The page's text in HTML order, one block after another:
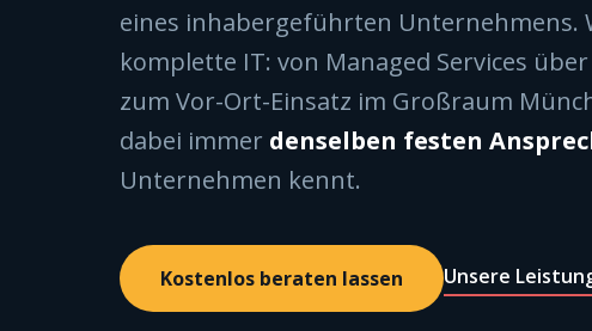
eines inhabergeführten Unternehmens.
komplette IT: von Managed Services
zum Vor-Ort-Einsatz im Großraum
dabei immer denselben festen
Unternehmen kennt.
Kostenlos beraten lassen Unsere